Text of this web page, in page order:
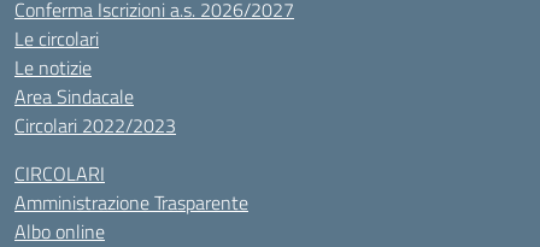
Conferma Iscrizioni a.s. 2026/2027
Le circolari
Le notizie
Area Sindacale
Circolari 2022/2023
CIRCOLARI
Amministrazione Trasparente
Albo online